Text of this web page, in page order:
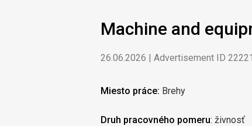
Machine and
26.06.2026 | Advertisement ID 22221
Miesto práce: Brehy
Druh pracovného pomeru: živnosť